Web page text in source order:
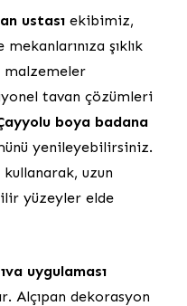
ustası ekibimiz,
şıklık
malzemeler
tavan çözümleri
boya badana
yenileyebilirsiniz.
uzun
yüzeyler elde
uygulaması
Alçıpan dekorasyon